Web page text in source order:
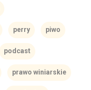
perry piwo
podcast
prawo winiarskie